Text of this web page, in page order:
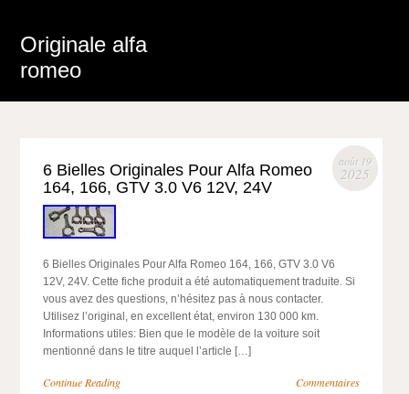
Originale alfa
romeo
août 19
2025
6 Bielles Originales Pour Alfa Romeo
164, 166, GTV 3.0 V6 12V, 24V
6 Bielles Originales Pour Alfa Romeo 164, 166, GTV 3.0 V6
12V, 24V. Cette fiche produit a été automatiquement traduite. Si
vous avez des questions, n’hésitez pas à nous contacter.
Utilisez l’original, en excellent état, environ 130 000 km.
Informations utiles: Bien que le modèle de la voiture soit
mentionné dans le titre auquel l’article […]
Continue Reading
Commentaires